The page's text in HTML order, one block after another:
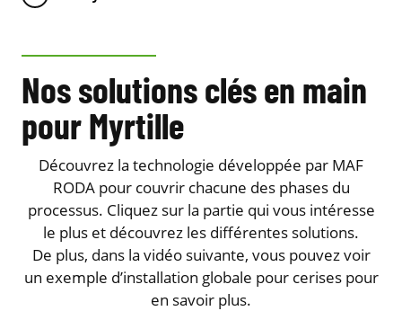
Nos solutions clés en main
pour Myrtille
Découvrez la technologie développée par MAF
RODA pour couvrir chacune des phases du
processus. Cliquez sur la partie qui vous intéresse
le plus et découvrez les différentes solutions.
De plus, dans la vidéo suivante, vous pouvez voir
un exemple d’installation globale pour cerises pour
en savoir plus.